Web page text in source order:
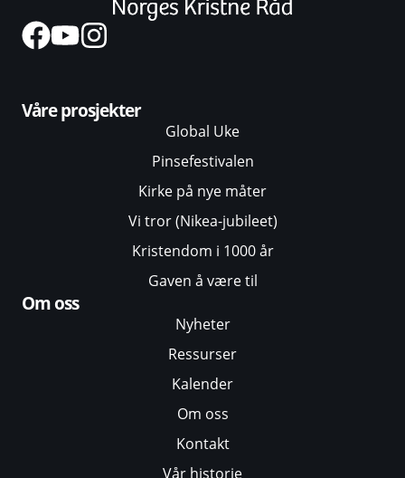
Våre prosjekter
Global Uke
Pinsefestivalen
Kirke på nye måter
Vi tror (Nikea-jubileet)
Kristendom i 1000 år
Gaven å være til
Om oss
Nyheter
Ressurser
Kalender
Om oss
Kontakt
Vår historie